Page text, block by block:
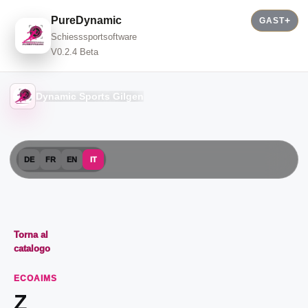
PureDynamic
Schiesssportsoftware
V0.2.4 Beta
GAST
Dynamic Sports Gilgen
DE FR EN IT
Torna al
catalogo
ECOAIMS
Z